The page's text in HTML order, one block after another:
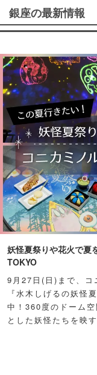
銀座の最新情報
妖怪夏祭りや花火で夏
TOKYO
9月27日(日)まで、コ
『水木しげるの妖怪
中！360度のドーム
とした妖怪たちを映